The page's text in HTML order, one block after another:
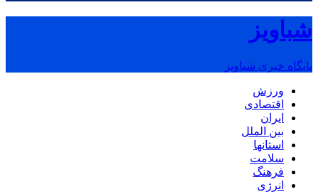
شباویز
پایگاه خبری شباویز
ورزش
اقتصادی
ایران
بین الملل
استانها
سلامت
فرهنگ
انرژی